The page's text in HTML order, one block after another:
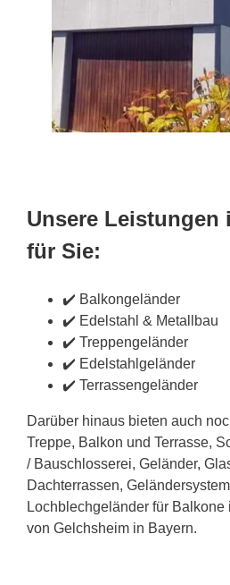
Unsere Leistungen
für Sie:
✔️ Balkongeländer
✔️ Edelstahl & Metallbau
✔️ Treppengeländer
✔️ Edelstahlgeländer
✔️ Terrassengeländer
Darüber hinaus bieten auch
Treppe, Balkon und Terrasse,
/ Bauschlosserei, Geländer,
Dachterrassen,
Lochblechgeländer für
von Gelchsheim in Bayern.